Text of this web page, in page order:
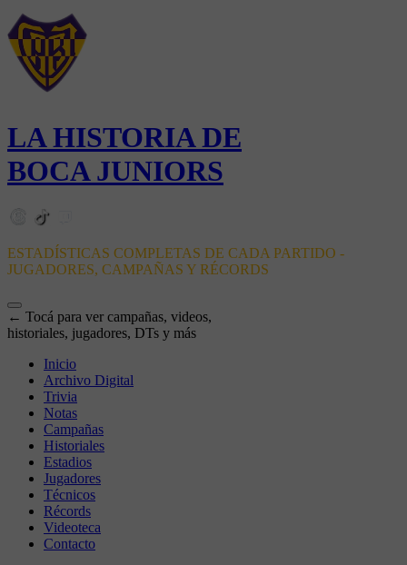
LA HISTORIA DE
BOCA JUNIORS
ESTADÍSTICAS COMPLETAS DE CADA PARTIDO -
JUGADORES, CAMPAÑAS Y RÉCORDS
← Tocá para ver campañas, videos,
historiales, jugadores, DTs y más
Inicio
Archivo Digital
Trivia
Notas
Campañas
Historiales
Estadios
Jugadores
Técnicos
Récords
Videoteca
Contacto